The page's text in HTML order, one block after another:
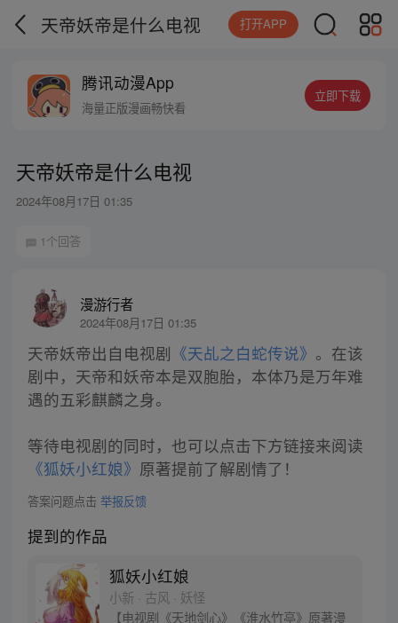
天帝妖帝是什么电视 打开APP
腾讯动漫App
海量正版漫画畅快看
立即下载
天帝妖帝是什么电视
2024年08月17日 01:35
1个回答
漫游行者
2024年08月17日 01:35
天帝妖帝出自电视剧 《天乩之白蛇传说》 。在该
剧中，天帝和妖帝本是双胞胎，本体乃是万年难
遇的五彩麒麟之身。
等待电视剧的同时，也可以点击下方链接来阅读
《狐妖小红娘》 原著提前了解剧情了！
答案问题点击 举报反馈
提到的作品
狐妖小红娘
小新 · 古风 · 妖怪
【电视剧《天地剑心》《淮水竹亭》原著漫